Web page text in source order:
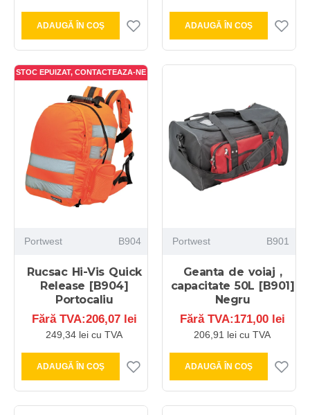
ADAUGĂ ÎN COŞ ADAUGĂ ÎN COŞ
STOC EPUIZAT, CONTACTEAZA-NE
Portwest B904
Rucsac Hi-Vis Quick
Release [B904]
Portocaliu
Fără TVA:206,07 lei
249,34 lei cu TVA
ADAUGĂ ÎN COŞ
Portwest B901
Geanta de voiaj ,
capacitate 50L [B901]
Negru
Fără TVA:171,00 lei
206,91 lei cu TVA
ADAUGĂ ÎN COŞ